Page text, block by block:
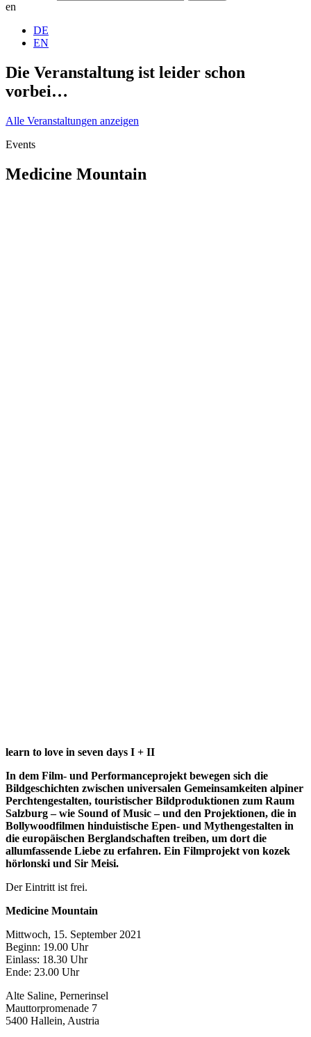
en
DE
EN
Die Veranstaltung ist leider schon
vorbei…
Alle Veranstaltungen anzeigen
Events
Medicine Mountain
learn to love in seven days I + II
In dem Film- und Performanceprojekt bewegen sich die
Bildgeschichten zwischen universalen Gemeinsamkeiten alpiner
Perchtengestalten, touristischer Bildproduktionen zum Raum
Salzburg – wie Sound of Music – und den Projektionen, die in
Bollywoodfilmen hinduistische Epen- und Mythengestalten in
die europäischen Berglandschaften treiben, um dort die
allumfassende Liebe zu erfahren. Ein Filmprojekt von kozek
hörlonski und Sir Meisi.
Der Eintritt ist frei.
Medicine Mountain
Mittwoch, 15. September 2021
Beginn: 19.00 Uhr
Einlass: 18.30 Uhr
Ende: 23.00 Uhr
Alte Saline, Pernerinsel
Mauttorpromenade 7
5400 Hallein, Austria